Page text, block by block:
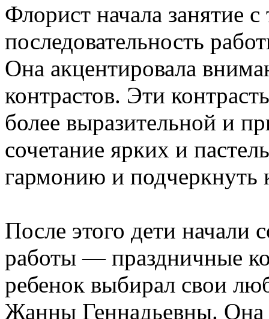
Флорист начала занятие
последовательность
Она акцентировала
контрастов. Эти
более выразительной и
сочетание ярких и
гармонию и подчеркнуть
После этого дети начали
работы — праздничные
ребенок выбирал свои
Жанны Геннадьевны. Она